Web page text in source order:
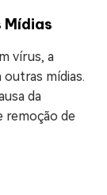
Mídias
vírus, a
mídias.
da
remoção de